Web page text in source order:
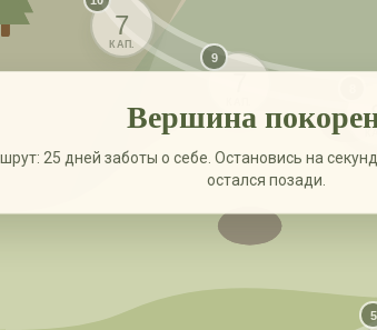
5
9
7
КАП.
Вершина
25 дней заботы о себе. Остановись на
остался позади.